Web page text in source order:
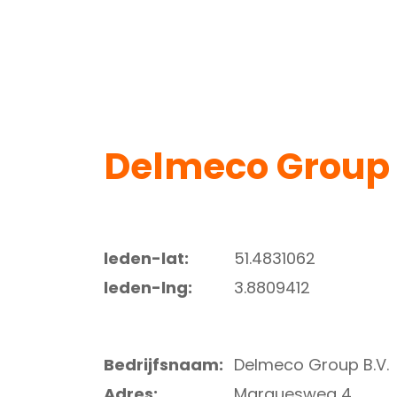
Delmeco Group
leden-lat:
51.4831062
leden-lng:
3.8809412
Bedrijfsnaam: Delmeco Group B.V.